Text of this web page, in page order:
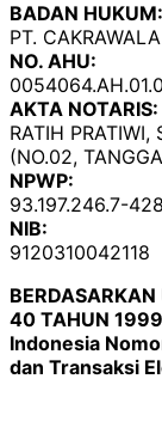
BADAN HUKUM:
PT.
NO. AHU:
AKTA NOTARIS:
RATIH PRATIWI,
(NO.02,
NPWP:
93.197.246.7-
NIB:
9120310042118
40 TAHUN
Indonesia
dan Transaksi